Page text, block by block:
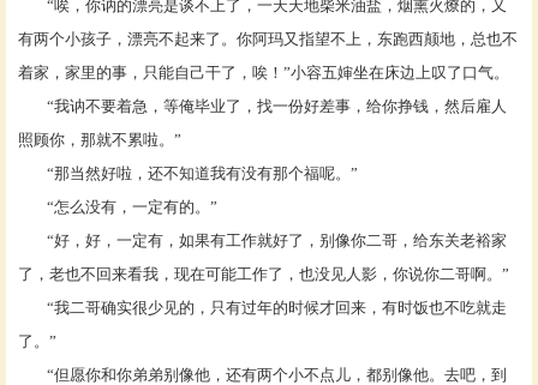
“唉，你讷的漂亮是谈不上了，一天天地柴米油盐，烟熏火燎的，又
有两个小孩子，漂亮不起来了。你阿玛又指望不上，东跑西颠地，总也不
着家，家里的事，只能自己干了，唉！”小容五婶坐在床边上叹了口气。
“我讷不要着急，等俺毕业了，找一份好差事，给你挣钱，然后雇人
照顾你，那就不累啦。”
“那当然好啦，还不知道我有没有那个福呢。”
“怎么没有，一定有的。”
“好，好，一定有，如果有工作就好了，别像你二哥，给东关老裕家
了，老也不回来看我，现在可能工作了，也没见人影，你说你二哥啊。”
“我二哥确实很少见的，只有过年的时候才回来，有时饭也不吃就走
了。”
“但愿你和你弟弟别像他，还有两个小不点儿，都别像他。去吧，到